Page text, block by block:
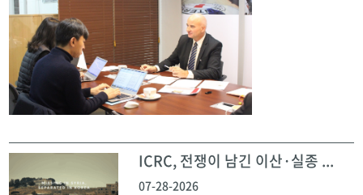
ICRC, 전쟁이 남긴 이산·실종 ...
07-28-2026